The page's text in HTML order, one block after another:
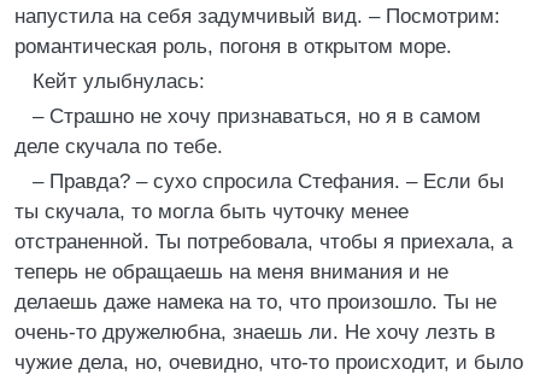
напустила на себя задумчивый вид. – Посмотрим:
романтическая роль, погоня в открытом море.
Кейт улыбнулась:
– Страшно не хочу признаваться, но я в самом
деле скучала по тебе.
– Правда? – сухо спросила Стефания. – Если бы
ты скучала, то могла быть чуточку менее
отстраненной. Ты потребовала, чтобы я приехала, а
теперь не обращаешь на меня внимания и не
делаешь даже намека на то, что произошло. Ты не
очень-то дружелюбна, знаешь ли. Не хочу лезть в
чужие дела, но, очевидно, что-то происходит, и было